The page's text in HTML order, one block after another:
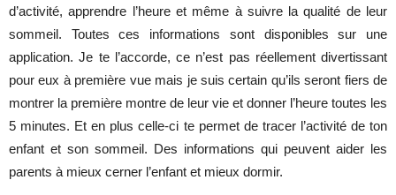
d’activité, apprendre l’heure et même à suivre la qualité de leur
sommeil. Toutes ces informations sont disponibles sur une
application. Je te l’accorde, ce n’est pas réellement divertissant
pour eux à première vue mais je suis certain qu’ils seront fiers de
montrer la première montre de leur vie et donner l’heure toutes les
5 minutes. Et en plus celle-ci te permet de tracer l’activité de ton
enfant et son sommeil. Des informations qui peuvent aider les
parents à mieux cerner l’enfant et mieux dormir.